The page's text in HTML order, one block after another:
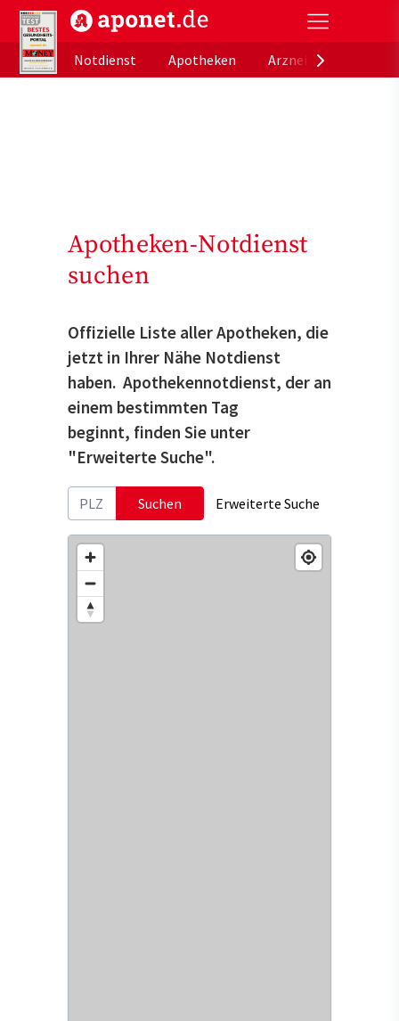
aponet.de - Das offizielle Gesundheitsportal der
Notdienst
Apotheken
Apotheken-Notdienst
suchen
Offizielle Liste aller Apotheken, die
jetzt in Ihrer Nähe Notdienst
haben. Apothekennotdienst, der an
einem bestimmten Tag
beginnt, finden Sie unter
"Erweiterte Suche".
Suchen Erweiterte Suche